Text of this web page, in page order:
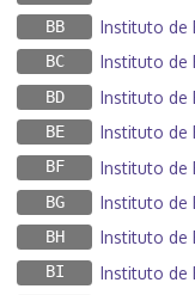
BB Instituto de
BC Instituto de
BD Instituto de
BE Instituto de
BF Instituto de
BG Instituto de
BH Instituto de
BI Instituto de